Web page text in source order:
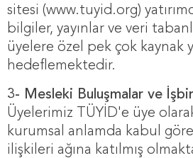
sitesi (www.tuyid.org)
bilgiler, yayınlar ve veri
üyelere özel pek çok kaynak
hedeflemektedir.
3- Mesleki Buluşmalar ve
Üyelerimiz TÜYİD'e üye
kurumsal anlamda kabul
ilişkileri ağına katılmış